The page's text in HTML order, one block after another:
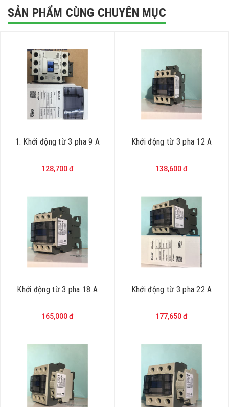
SẢN PHẨM CÙNG CHUYÊN MỤC
1. Khởi động từ 3 pha 9 A
128,700 đ
Khởi động từ 3 pha 12 A
138,600 đ
Khởi động từ 3 pha 18 A
165,000 đ
Khởi động từ 3 pha 22 A
177,650 đ